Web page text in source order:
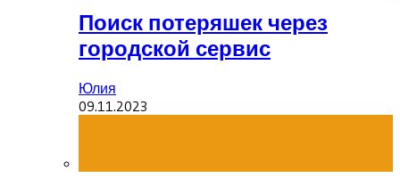
Поиск потеряшек через
городской сервис
Юлия
09.11.2023